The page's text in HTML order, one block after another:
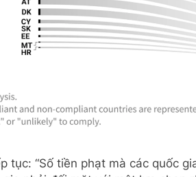
tục: “Số tiền phạt mà các quốc